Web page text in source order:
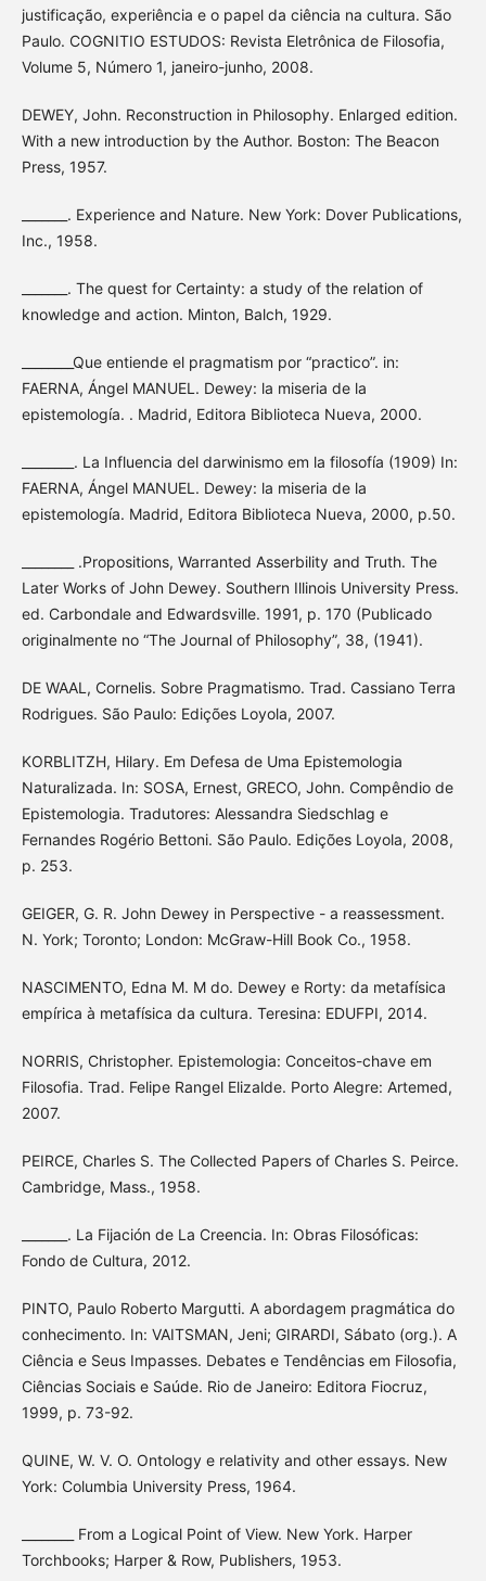
justificação, experiência e o papel da ciência na cultura. São
Paulo. COGNITIO ESTUDOS: Revista Eletrônica de Filosofia,
Volume 5, Número 1, janeiro-junho, 2008.
DEWEY, John. Reconstruction in Philosophy. Enlarged edition.
With a new introduction by the Author. Boston: The Beacon
Press, 1957.
_______. Experience and Nature. New York: Dover Publications,
Inc., 1958.
_______. The quest for Certainty: a study of the relation of
knowledge and action. Minton, Balch, 1929.
________Que entiende el pragmatism por “practico”. in:
FAERNA, Ángel MANUEL. Dewey: la miseria de la
epistemología. . Madrid, Editora Biblioteca Nueva, 2000.
________. La Influencia del darwinismo em la filosofía (1909) In:
FAERNA, Ángel MANUEL. Dewey: la miseria de la
epistemología. Madrid, Editora Biblioteca Nueva, 2000, p.50.
________ .Propositions, Warranted Asserbility and Truth. The
Later Works of John Dewey. Southern Illinois University Press.
ed. Carbondale and Edwardsville. 1991, p. 170 (Publicado
originalmente no “The Journal of Philosophy”, 38, (1941).
DE WAAL, Cornelis. Sobre Pragmatismo. Trad. Cassiano Terra
Rodrigues. São Paulo: Edições Loyola, 2007.
KORBLITZH, Hilary. Em Defesa de Uma Epistemologia
Naturalizada. In: SOSA, Ernest, GRECO, John. Compêndio de
Epistemologia. Tradutores: Alessandra Siedschlag e
Fernandes Rogério Bettoni. São Paulo. Edições Loyola, 2008,
p. 253.
GEIGER, G. R. John Dewey in Perspective - a reassessment.
N. York; Toronto; London: McGraw-Hill Book Co., 1958.
NASCIMENTO, Edna M. M do. Dewey e Rorty: da metafísica
empírica à metafísica da cultura. Teresina: EDUFPI, 2014.
NORRIS, Christopher. Epistemologia: Conceitos-chave em
Filosofia. Trad. Felipe Rangel Elizalde. Porto Alegre: Artemed,
2007.
PEIRCE, Charles S. The Collected Papers of Charles S. Peirce.
Cambridge, Mass., 1958.
_______. La Fijación de La Creencia. In: Obras Filosóficas:
Fondo de Cultura, 2012.
PINTO, Paulo Roberto Margutti. A abordagem pragmática do
conhecimento. In: VAITSMAN, Jeni; GIRARDI, Sábato (org.). A
Ciência e Seus Impasses. Debates e Tendências em Filosofia,
Ciências Sociais e Saúde. Rio de Janeiro: Editora Fiocruz,
1999, p. 73-92.
QUINE, W. V. O. Ontology e relativity and other essays. New
York: Columbia University Press, 1964.
________ From a Logical Point of View. New York. Harper
Torchbooks; Harper & Row, Publishers, 1953.